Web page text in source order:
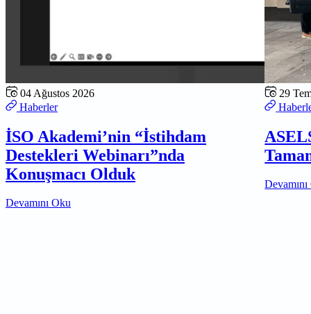
04 Ağustos 2026
Haberler
İSO Akademi’nin “İstihdam
Destekleri Webinarı”nda
Konuşmacı Olduk
Devamını Oku
29